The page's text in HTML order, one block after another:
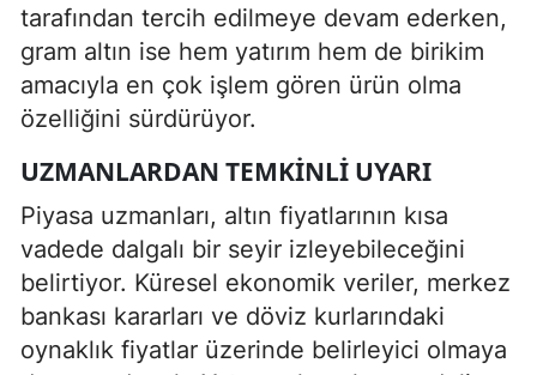
tarafından tercih edilmeye devam ederken,
gram altın ise hem yatırım hem de birikim
amacıyla en çok işlem gören ürün olma
özelliğini sürdürüyor.
UZMANLARDAN TEMKINLI UYARI
Piyasa uzmanları, altın fiyatlarının kısa
vadede dalgalı bir seyir izleyebileceğini
belirtiyor. Küresel ekonomik veriler, merkez
bankası kararları ve döviz kurlarındaki
oynaklık fiyatlar üzerinde belirleyici olmaya